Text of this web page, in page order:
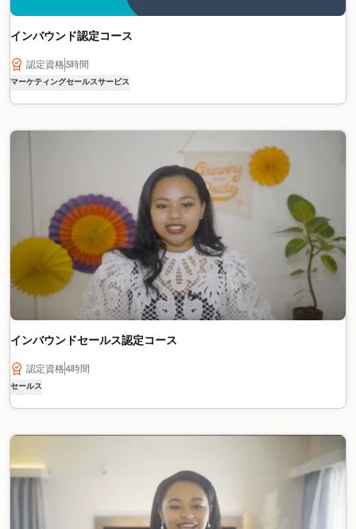
インバウンド認定コース
認定資格3時間
マーケティングセールスサービス
インバウンドセールス認定コース
認定資格4時間
セールス